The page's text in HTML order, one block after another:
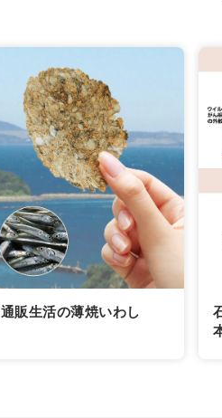
通販生活の薄焼いわし